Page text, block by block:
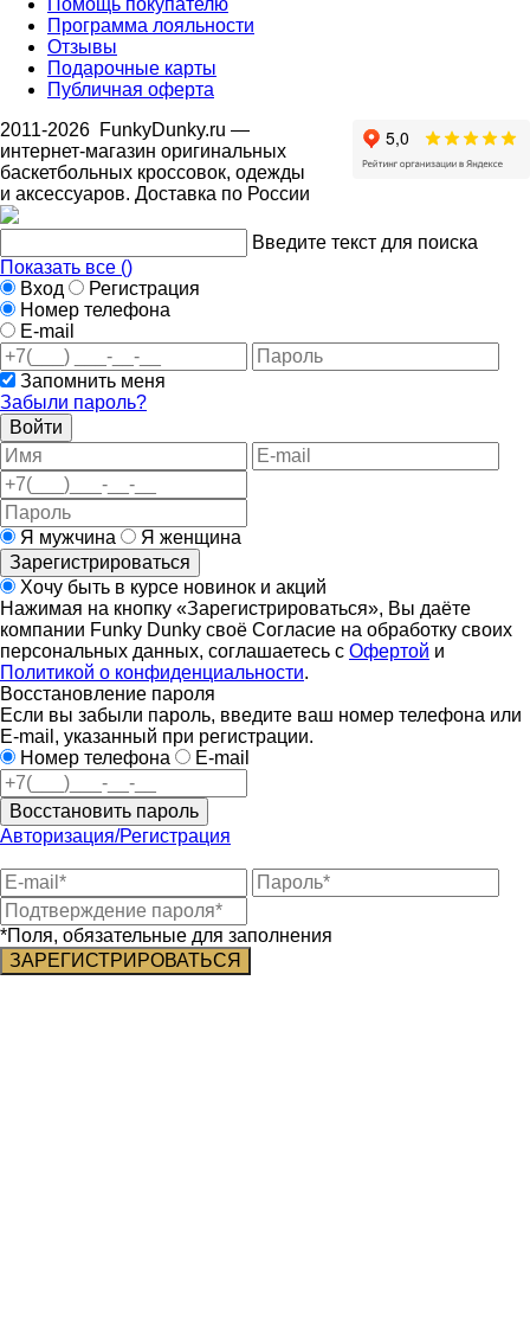
Программа лояльности
Отзывы
Подарочные карты
Публичная оферта
2011-2026 FunkyDunky.ru —
интернет-магазин оригинальных
баскетбольных кроссовок, одежды
и аксессуаров. Доставка по России
Введите текст для поиска
Показать все ()
Вход
Регистрация
Номер телефона
E-mail
Запомнить меня
Забыли пароль?
Войти
Я мужчина
Я женщина
Зарегистрироваться
Хочу быть в курсе новинок и акций
Нажимая на кнопку «Зарегистрироваться», Вы даёте
компании Funky Dunky своё Согласие на обработку своих
персональных данных, соглашаетесь с Офертой и
Политикой о конфиденциальности.
Восстановление пароля
Если вы забыли пароль, введите ваш номер телефона или
E-mail, указанный при регистрации.
Номер телефона
E-mail
Восстановить пароль
Авторизация/Регистрация
*Поля, обязательные для заполнения